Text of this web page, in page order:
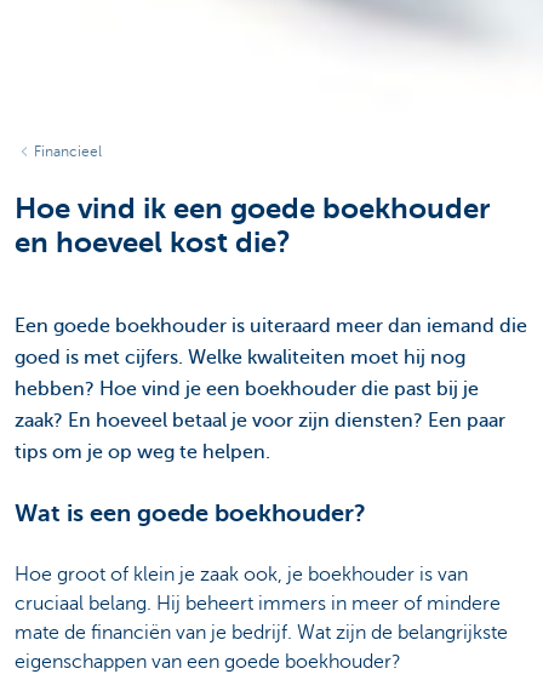
Financieel
Hoe vind ik een goede boekhouder
en hoeveel kost die?
Een goede boekhouder is uiteraard meer dan iemand die
goed is met cijfers. Welke kwaliteiten moet hij nog
hebben? Hoe vind je een boekhouder die past bij je
zaak? En hoeveel betaal je voor zijn diensten? Een paar
tips om je op weg te helpen.
Wat is een goede boekhouder?
Hoe groot of klein je zaak ook, je boekhouder is van
cruciaal belang. Hij beheert immers in meer of mindere
mate de financiën van je bedrijf. Wat zijn de belangrijkste
eigenschappen van een goede boekhouder?